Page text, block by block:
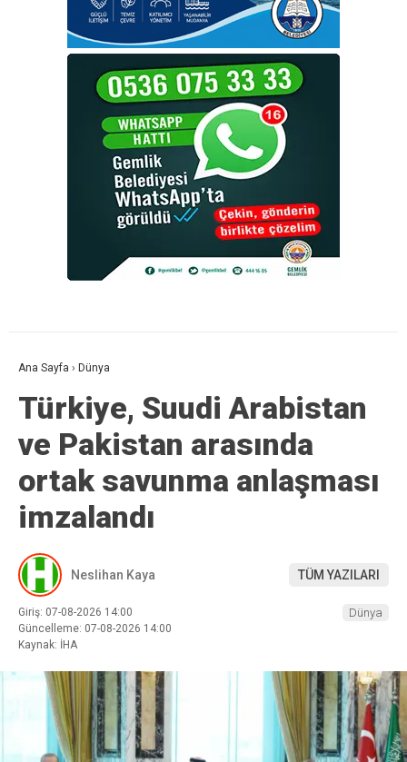
Ana Sayfa › Dünya
Türkiye, Suudi Arabistan
ve Pakistan arasında
ortak savunma anlaşması
imzalandı
Neslihan Kaya TÜM YAZILARI
Giriş: 07-08-2026 14:00
Güncelleme: 07-08-2026 14:00
Kaynak: İHA
Dünya